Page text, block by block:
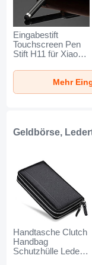
Eingabestift
Touchscreen Pen
Stift H11 für Xiaomi
Schwarz
Mehr
Geldbörse,
Handtasche Clutch
Handbag
Schutzhülle Leder